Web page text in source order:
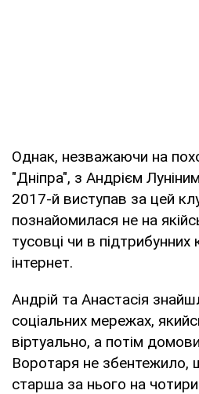
Однак, незважаючи на
"Дніпра", з Андрієм
2017-й виступав за цей
познайомилася не на
тусовці чи в підтрибунних
інтернет.
Андрій та Анастасія
соціальних мережах,
віртуально, а потім
Воротаря не збентежило,
старша за нього на